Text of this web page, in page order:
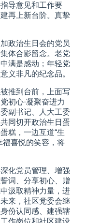
导意见和工作要
再上新台阶。真挚
政治生日会的党员
体合影留念。老党
满是感动；年轻党
义非凡的纪念品。
推到台前，上面写
初心·凝聚奋进力
副书记、人大工委
同切开政治生日蛋
糕，一边互道“生
福喜悦的笑容，将
化党员管理、增强
词、分享初心、赠
汲取精神力量，进
来，社区党委会继
份认同感、建强辖
作岗位和社区建设